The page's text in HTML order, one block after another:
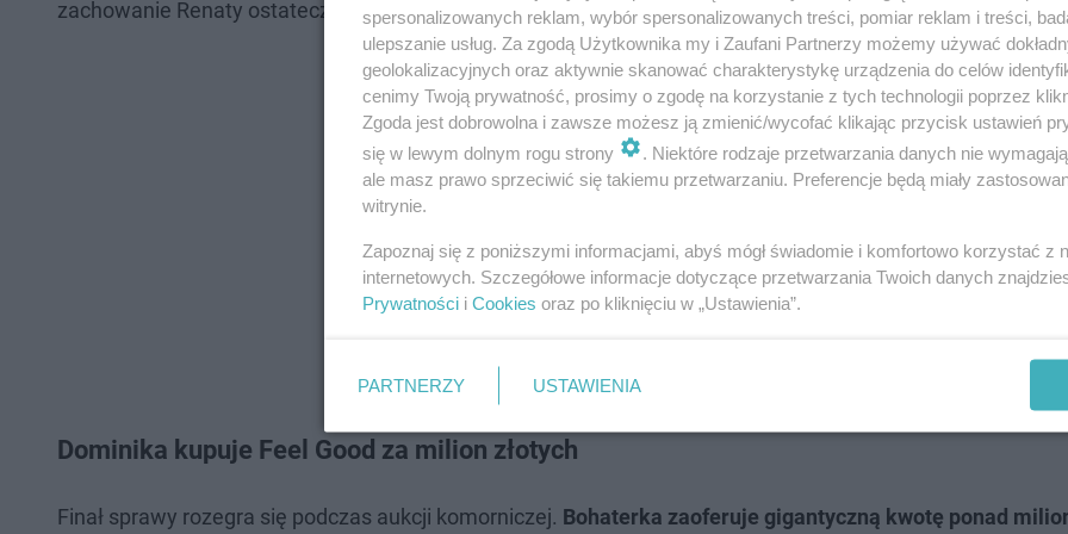
zachowanie Renaty ostatecznie skłonią bizneswoman do podjęcia bardzo drastycznych działań prawno-
Dominika kupuje Feel Good za milion złotych
Finał sprawy rozegra się podczas aukcji komorniczej. Bohaterka zaoferuje gigantyczną kwotę ponad
spersonalizowanych reklam, wybór spersonalizowanych treści, pomiar reklam i treści,
ulepszanie usług. Za zgodą Użytkownika my i Zaufani Partnerzy możemy używać
geolokalizacyjnych oraz aktywnie skanować charakterystykę urządzenia do celów
cenimy Twoją prywatność, prosimy o zgodę na korzystanie z tych technologii poprzez
Zgoda jest dobrowolna i zawsze możesz ją zmienić/wycofać klikając przycisk ustawień
się w lewym dolnym rogu strony
. Niektóre rodzaje przetwarzania danych nie
ale masz prawo sprzeciwić się takiemu przetwarzaniu. Preferencje będą miały
witrynie.
Zapoznaj się z poniższymi informacjami, abyś mógł świadomie i komfortowo korzystać z
internetowych. Szczegółowe informacje dotyczące przetwarzania Twoich danych
Prywatności i Cookies oraz po kliknięciu w „Ustawienia”.
PARTNERZY USTAWIENIA